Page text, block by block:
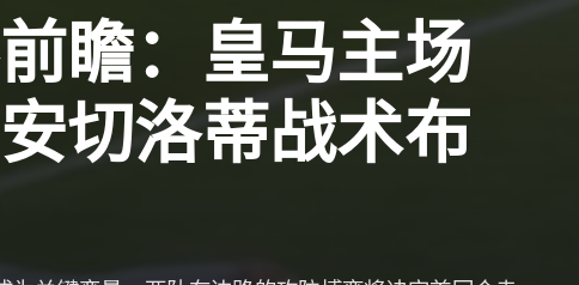
瞻：皇马主场
切洛蒂战术布